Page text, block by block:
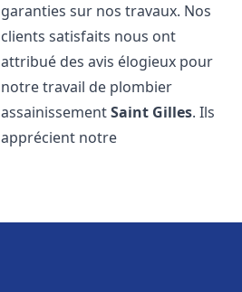
garanties sur nos travaux. Nos
clients satisfaits nous ont
attribué des avis élogieux pour
notre travail de plombier
assainissementSaint Gilles. Ils
apprécient notre